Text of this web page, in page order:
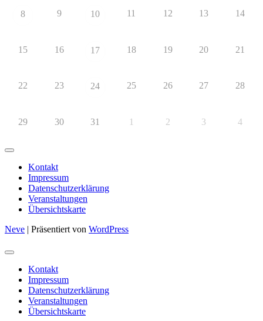
8 9 10 11 12 13 14
15 16 17 18 19 20 21
22 23 24 25 26 27 28
29 30 31 1 2 3 4
Kontakt
Impressum
Datenschutzerklärung
Veranstaltungen
Übersichtskarte
Neve | Präsentiert von WordPress
Kontakt
Impressum
Datenschutzerklärung
Veranstaltungen
Übersichtskarte